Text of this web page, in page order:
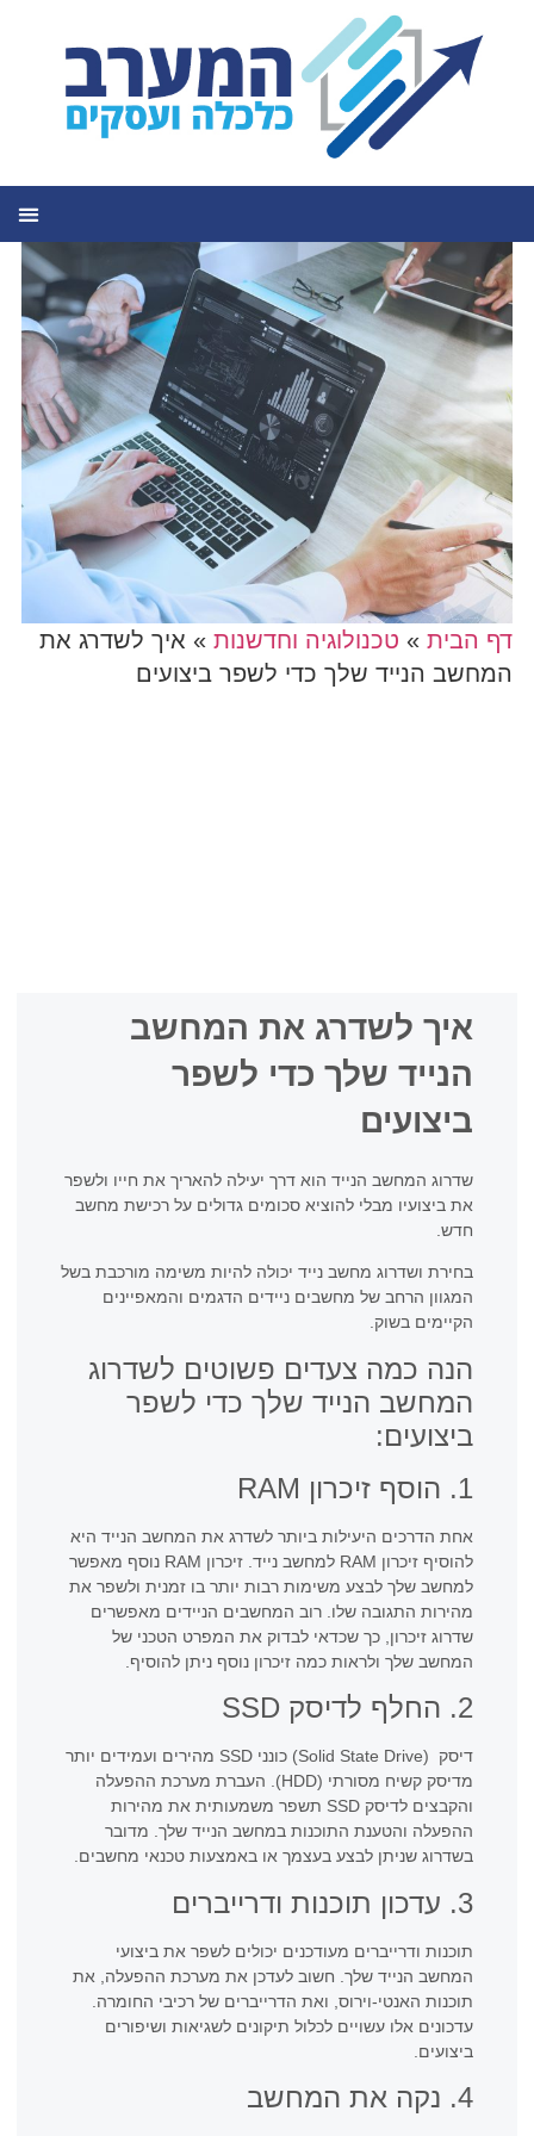
דף הבית » טכנולוגיה וחדשנות » איך לשדרג את
המחשב הנייד שלך כדי לשפר ביצועים
איך לשדרג את המחשב
הנייד שלך כדי לשפר
ביצועים
שדרוג המחשב הנייד הוא דרך יעילה להאריך את חייו ולשפר
את ביצועיו מבלי להוציא סכומים גדולים על רכישת מחשב
חדש.
בחירת ושדרוג מחשב נייד יכולה להיות משימה מורכבת בשל
המגוון הרחב של מחשבים ניידים הדגמים והמאפיינים
הקיימים בשוק.
הנה כמה צעדים פשוטים לשדרוג
המחשב הנייד שלך כדי לשפר
ביצועים:
1. הוסף זיכרון RAM
אחת הדרכים היעילות ביותר לשדרג את המחשב הנייד היא
להוסיף זיכרון RAM למחשב נייד. זיכרון RAM נוסף מאפשר
למחשב שלך לבצע משימות רבות יותר בו זמנית ולשפר את
מהירות התגובה שלו. רוב המחשבים הניידים מאפשרים
שדרוג זיכרון, כך שכדאי לבדוק את המפרט הטכני של
המחשב שלך ולראות כמה זיכרון נוסף ניתן להוסיף.
2. החלף לדיסק SSD
דיסק (Solid State Drive) כונני SSD מהירים ועמידים יותר
מדיסק קשיח מסורתי (HDD). העברת מערכת ההפעלה
והקבצים לדיסק SSD תשפר משמעותית את מהירות
ההפעלה והטענת התוכנות במחשב הנייד שלך. מדובר
בשדרוג שניתן לבצע בעצמך או באמצעות טכנאי מחשבים.
3. עדכון תוכנות ודרייברים
תוכנות ודרייברים מעודכנים יכולים לשפר את ביצועי
המחשב הנייד שלך. חשוב לעדכן את מערכת ההפעלה, את
תוכנות האנטי-וירוס, ואת הדרייברים של רכיבי החומרה.
עדכונים אלו עשויים לכלול תיקונים לשגיאות ושיפורים
ביצועים.
4. נקה את המחשב